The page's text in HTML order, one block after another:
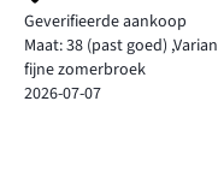
Geverifieerde aankoop
Maat: 38 (past goed) ,
fijne zomerbroek
2026-07-07